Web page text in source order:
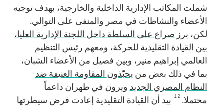
شملت المكاتب الإدارية الداخلية والخارجية، بهدف توجيه
الأعضاء والنشاطات في مصر والمنفى على التوالي.
لكن، برز صراع على السلطة داخل اللجنة الإدارية العليا،
بين القيادة التقليدية للحركة، ومعهم رئيس التنظيم
العالمي إبراهيم منير، وبين فصيل من الأعضاء الشبان،
بما في ذلك بعض من يحبّذون المقاومة العنيفة ضد
النظام المصري الجديد ويرون في طهران داعماً
محتملا. 12 بيد أن القيادة التقليدية إعادت فرض سيطرتها